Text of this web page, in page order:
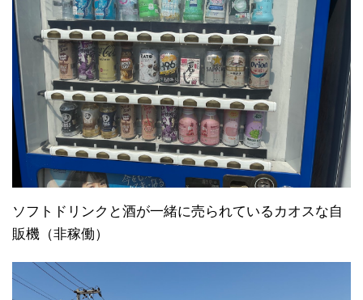
ソフトドリンクと酒が一緒に売られているカオスな自
販機（非稼働）